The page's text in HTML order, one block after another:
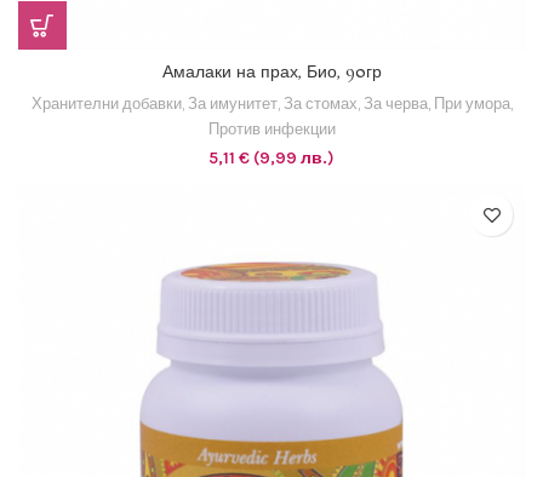
Амалаки на прах, Био, 90гр
Хранителни добавки, За имунитет, За стомах, За черва, При умора,
Против инфекции
5,11 € (9,99 лв.)